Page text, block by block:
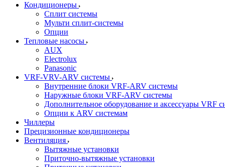
Кондиционеры
Сплит системы
Мульти сплит-системы
Опции
Тепловые насосы
AUX
Electrolux
Panasonic
VRF-VRV-ARV системы
Внутренние блоки VRF-ARV системы
Наружные блоки VRF-ARV системы
Дополнительное оборудование и аксессуары VRF
Опции к ARV системам
Чиллеры
Прецизионные кондиционеры
Вентиляция
Вытяжные установки
Приточно-вытяжные установки